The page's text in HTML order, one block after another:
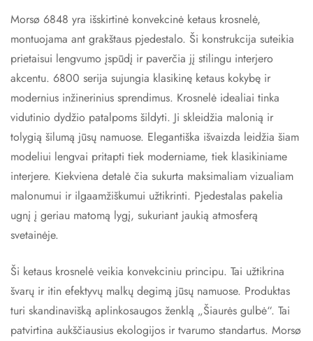
Morsø 6848 yra išskirtinė konvekcinė ketaus krosnelė,
montuojama ant grakštaus pjedestalo. Ši konstrukcija suteikia
prietaisui lengvumo įspūdį ir paverčia jį stilingu interjero
akcentu. 6800 serija sujungia klasikinę ketaus kokybę ir
modernius inžinerinius sprendimus. Krosnelė idealiai tinka
vidutinio dydžio patalpoms šildyti. Ji skleidžia malonią ir
tolygią šilumą jūsų namuose. Elegantiška išvaizda leidžia šiam
modeliui lengvai pritapti tiek moderniame, tiek klasikiniame
interjere. Kiekviena detalė čia sukurta maksimaliam vizualiam
malonumui ir ilgaamžiškumui užtikrinti. Pjedestalas pakelia
ugnį į geriau matomą lygį, sukuriant jaukią atmosferą
svetainėje.
Ši ketaus krosnelė veikia konvekciniu principu. Tai užtikrina
švarų ir itin efektyvų malkų degimą jūsų namuose. Produktas
turi skandinavišką aplinkosaugos ženklą „Šiaurės gulbė“. Tai
patvirtina aukščiausius ekologijos ir tvarumo standartus. Morsø